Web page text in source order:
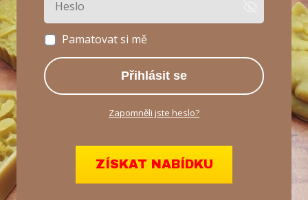
Pamatovat si mě
Přihlásit se
Zapomněli jste heslo?
ZÍSKAT NABÍDKU